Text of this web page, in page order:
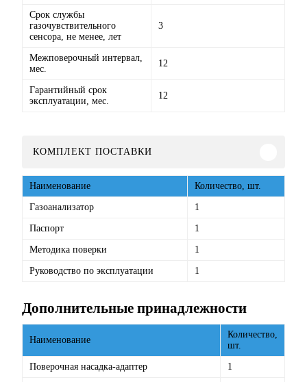
Срок службы
газочувствительного
сенсора, не менее, лет
3
Межповерочный интервал,
мес.
12
Гарантийный срок
эксплуатации, мес.
12
КОМПЛЕКТ ПОСТАВКИ
Наименование Количество, шт.
Газоанализатор 1
Паспорт 1
Методика поверки 1
Руководство по эксплуатации 1
Дополнительные принадлежности
Наименование
Количество,
шт.
Поверочная насадка-адаптер 1